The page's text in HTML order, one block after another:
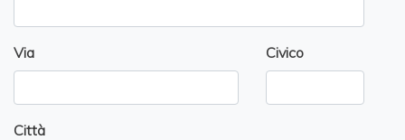
Via Civico
Città